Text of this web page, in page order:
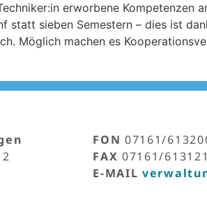
erworbene Kompetenzen
statt sieben Semestern – dies ist
Möglich machen es
FON 07161/
FAX 07161/613121
E-MAIL